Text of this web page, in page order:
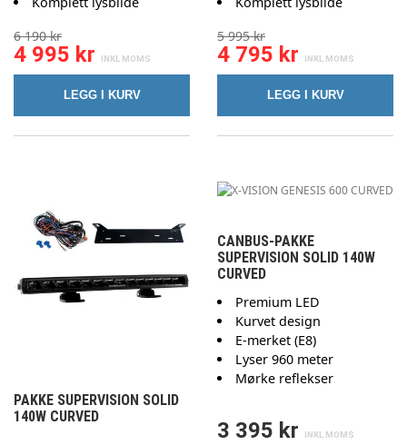
6 190 kr
4 995 kr
LEGG I KURV
5 995 kr
4 795 kr
LEGG I KURV
PAKKE SUPERVISION SOLID
140W CURVED
CANBUS-PAKKE
SUPERVISION SOLID 140W
CURVED
Premium LED
Kurvet design
E-merket (E8)
Lyser 960 meter
Mørke reflekser
3 395 kr